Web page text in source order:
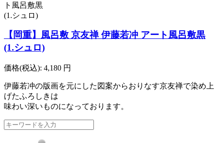
【岡重】風呂敷 京友禅 伊藤若冲 アート風呂敷黒
(1.シュロ)
価格(税込): 4,180 円
伊藤若冲の版画を元にした図案からおりなす京友禅で染め上
げたふろしきは
味わい深いものになっております。